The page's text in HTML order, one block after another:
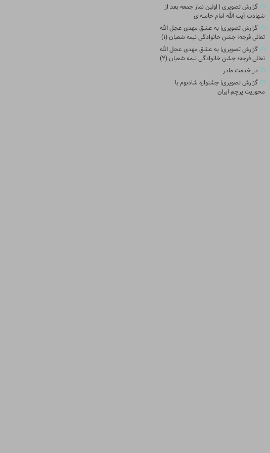
گزارش تصویری | اولین نماز جمعه بعد از
شهادت آیت الله امام خامنه‌ای
گزارش تصویری| به عشق مهدی عجل الله
تعالی فرجه؛ جشن خانوادگی نیمه شعبان (۱)
گزارش تصویری| به عشق مهدی عجل الله
تعالی فرجه؛ جشن خانوادگی نیمه شعبان (۲)
در خدمت مادر
گزارش تصویری| جشنواره شادبوم با
محوریت پرچم ایران